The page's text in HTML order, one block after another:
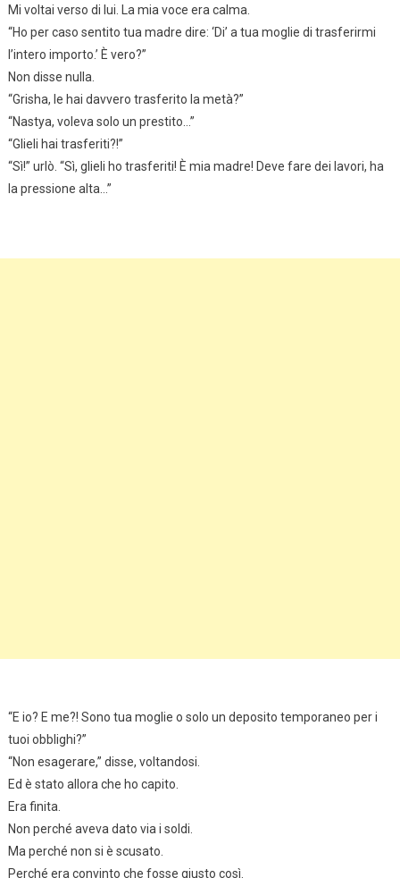
Mi voltai verso di lui. La mia voce era calma.
“Ho per caso sentito tua madre dire: ‘Di’ a tua moglie di trasferirmi
l’intero importo.’ È vero?”
Non disse nulla.
“Grisha, le hai davvero trasferito la metà?”
“Nastya, voleva solo un prestito…”
“Glieli hai trasferiti?!”
“Sì!” urlò. “Sì, glieli ho trasferiti! È mia madre! Deve fare dei lavori, ha
la pressione alta…”
“E io? E me?! Sono tua moglie o solo un deposito temporaneo per i
tuoi obblighi?”
“Non esagerare,” disse, voltandosi.
Ed è stato allora che ho capito.
Era finita.
Non perché aveva dato via i soldi.
Ma perché non si è scusato.
Perché era convinto che fosse giusto così.